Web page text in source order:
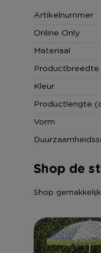
Artikelnummer
Online Only
Materiaal
Kleur
Productlengte
Vorm
Shop de
Shop